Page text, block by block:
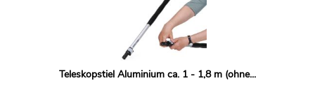
Teleskopstiel Aluminium ca. 1 - 1,8 m (ohne...